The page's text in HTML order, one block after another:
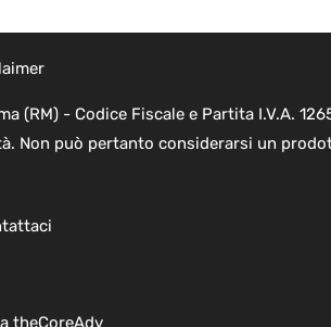
(RM) - Codice Fiscale e Partita I.V.A.
Non può pertanto considerarsi un
theCoreAdv